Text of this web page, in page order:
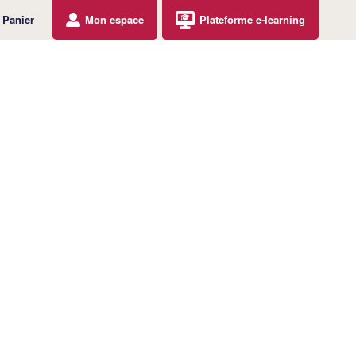
Panier Mon espace Plateforme e-learning